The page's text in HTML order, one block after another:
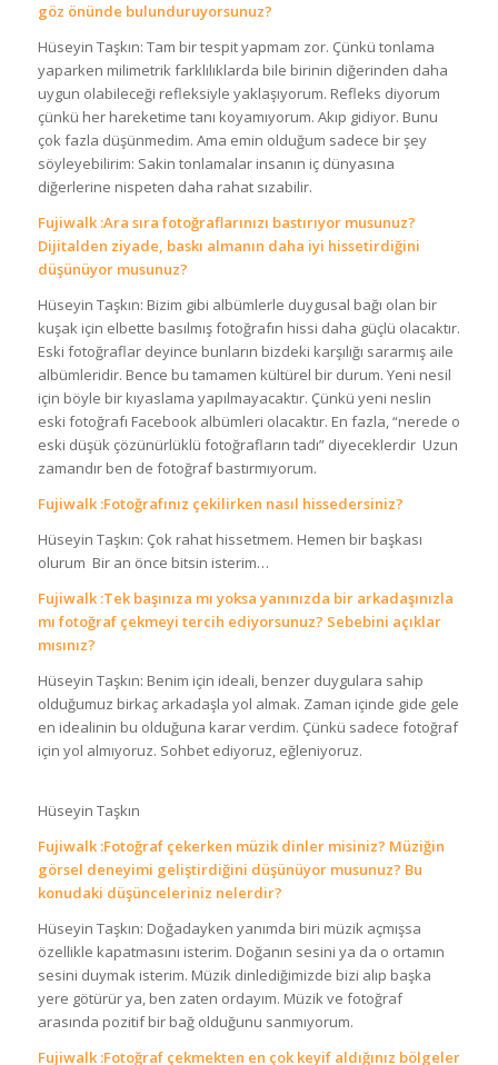
göz önünde bulunduruyorsunuz?
Hüseyin Taşkın: Tam bir tespit yapmam zor. Çünkü tonlama
yaparken milimetrik farklılıklarda bile birinin diğerinden daha
uygun olabileceği refleksiyle yaklaşıyorum. Refleks diyorum
çünkü her hareketime tanı koyamıyorum. Akıp gidiyor. Bunu
çok fazla düşünmedim. Ama emin olduğum sadece bir şey
söyleyebilirim: Sakin tonlamalar insanın iç dünyasına
diğerlerine nispeten daha rahat sızabilir.
Fujiwalk :Ara sıra fotoğraflarınızı bastırıyor musunuz?
Dijitalden ziyade, baskı almanın daha iyi hissetirdiğini
düşünüyor musunuz?
Hüseyin Taşkın: Bizim gibi albümlerle duygusal bağı olan bir
kuşak için elbette basılmış fotoğrafın hissi daha güçlü olacaktır.
Eski fotoğraflar deyince bunların bizdeki karşılığı sararmış aile
albümleridir. Bence bu tamamen kültürel bir durum. Yeni nesil
için böyle bir kıyaslama yapılmayacaktır. Çünkü yeni neslin
eski fotoğrafı Facebook albümleri olacaktır. En fazla, “nerede o
eski düşük çözünürlüklü fotoğrafların tadı” diyeceklerdir Uzun
zamandır ben de fotoğraf bastırmıyorum.
Fujiwalk :Fotoğrafınız çekilirken nasıl hissedersiniz?
Hüseyin Taşkın: Çok rahat hissetmem. Hemen bir başkası
olurum Bir an önce bitsin isterim…
Fujiwalk :Tek başınıza mı yoksa yanınızda bir arkadaşınızla
mı fotoğraf çekmeyi tercih ediyorsunuz? Sebebini açıklar
mısınız?
Hüseyin Taşkın: Benim için ideali, benzer duygulara sahip
olduğumuz birkaç arkadaşla yol almak. Zaman içinde gide gele
en idealinin bu olduğuna karar verdim. Çünkü sadece fotoğraf
için yol almıyoruz. Sohbet ediyoruz, eğleniyoruz.
Hüseyin Taşkın
Fujiwalk :Fotoğraf çekerken müzik dinler misiniz? Müziğin
görsel deneyimi geliştirdiğini düşünüyor musunuz? Bu
konudaki düşünceleriniz nelerdir?
Hüseyin Taşkın: Doğadayken yanımda biri müzik açmışsa
özellikle kapatmasını isterim. Doğanın sesini ya da o ortamın
sesini duymak isterim. Müzik dinlediğimizde bizi alıp başka
yere götürür ya, ben zaten ordayım. Müzik ve fotoğraf
arasında pozitif bir bağ olduğunu sanmıyorum.
Fujiwalk :Fotoğraf çekmekten en çok keyif aldığınız bölgeler